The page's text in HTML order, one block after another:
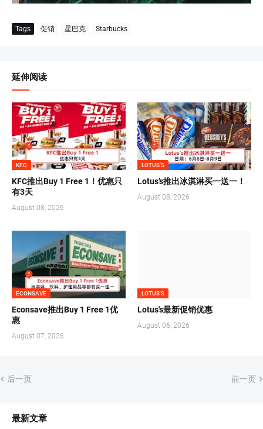
Tags 促销 星巴克 Starbucks
延伸阅读
KFC
KFC推出Buy 1 Free 1！优惠只
有3天
August 08, 2026
LOTUS'S
Lotus’s推出冰淇淋买一送一！
August 08, 2026
ECONSAVE
Econsave推出Buy 1 Free 1优
惠
August 07, 2026
LOTUS'S
Lotus's最新促销优惠
August 06, 2026
后一页 前一页
最新文章